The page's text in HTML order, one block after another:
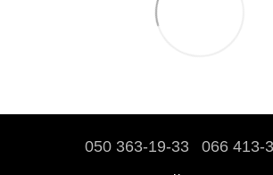
050 363-19-33 066 413-